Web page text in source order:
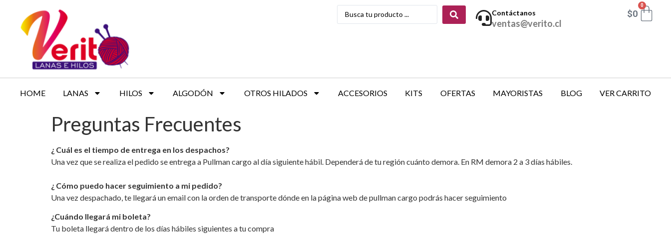
Contáctanos
ventas@verito.cl
$0
0
HOME LANAS HILOS ALGODÓN OTROS HILADOS ACCESORIOS KITS OFERTAS MAYORISTAS BLOG VER CARRITO
Preguntas Frecuentes
¿ Cuál es el tiempo de entrega en los despachos?
Una vez que se realiza el pedido se entrega a Pullman cargo al día siguiente hábil. Dependerá de tu región cuánto demora. En RM demora 2 a 3 días hábiles.
¿ Cómo puedo hacer seguimiento a mi pedido?
Una vez despachado, te llegará un email con la orden de transporte dónde en la página web de pullman cargo podrás hacer seguimiento
¿Cuándo llegará mi boleta?
Tu boleta llegará dentro de los días hábiles siguientes a tu compra